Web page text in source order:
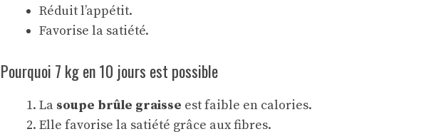
Réduit l’appétit.
Favorise la satiété.
Pourquoi 7 kg en 10 jours est possible
La soupe brûle graisse est faible en calories.
Elle favorise la satiété grâce aux fibres.